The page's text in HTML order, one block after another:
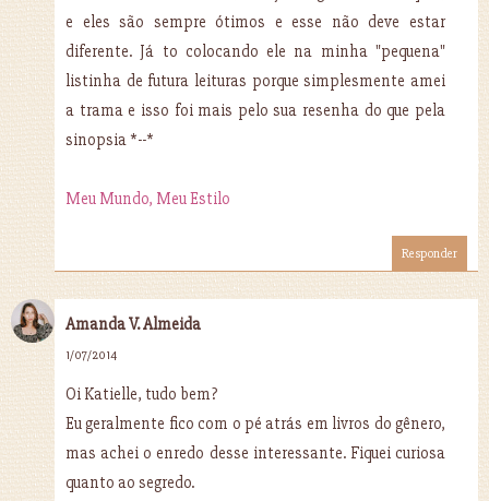
e eles são sempre ótimos e esse não deve estar
diferente. Já to colocando ele na minha "pequena"
listinha de futura leituras porque simplesmente amei
a trama e isso foi mais pelo sua resenha do que pela
sinopsia *--*
Meu Mundo, Meu Estilo
Responder
Amanda V. Almeida
1/07/2014
Oi Katielle, tudo bem?
Eu geralmente fico com o pé atrás em livros do gênero,
mas achei o enredo desse interessante. Fiquei curiosa
quanto ao segredo.